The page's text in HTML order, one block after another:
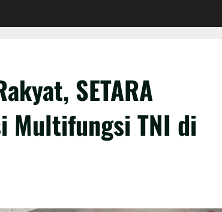
SETARA
Multifungsi TNI di